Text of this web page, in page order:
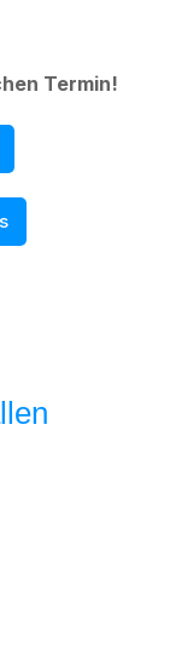
Termin!